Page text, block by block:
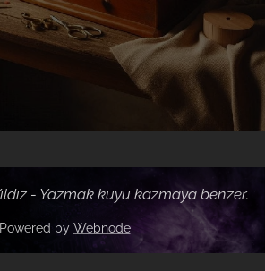
- Yazmak kuyu kazmaya benzer.
Powered by Webnode